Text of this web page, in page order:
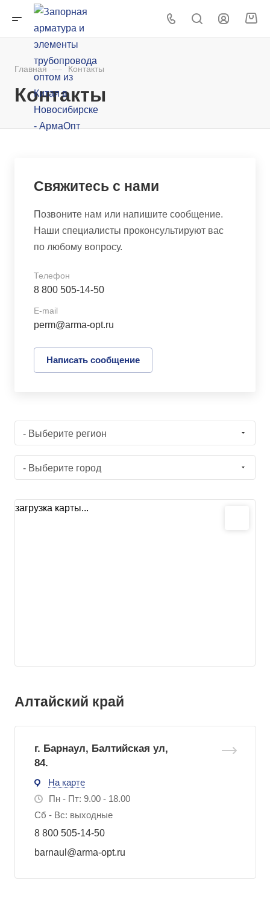
Главная — Контакты
Контакты
- Выберите регион
- Выберите город
загрузка карты...
Алтайский край
г. Барнаул, Балтийская ул,
84.
На карте
Пн - Пт: 9.00 - 18.00
Сб - Вс: выходные
8 800 505-14-50
barnaul@arma-opt.ru
Свяжитесь с нами
Позвоните нам или напишите сообщение.
Наши специалисты проконсультируют вас
по любому вопросу.
Телефон
8 800 505-14-50
E-mail
perm@arma-opt.ru
Написать сообщение